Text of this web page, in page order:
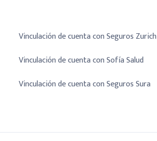
Vinculación de cuenta con Seguros Zurich
Vinculación de cuenta con Sofía Salud
Vinculación de cuenta con Seguros Sura